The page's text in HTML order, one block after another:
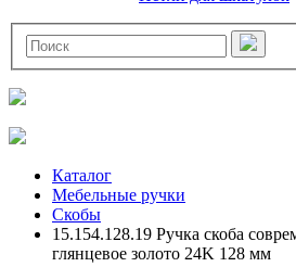
Каталог
Мебельные ручки
Скобы
15.154.128.19 Ручка скоба
глянцевое золото 24K 128 мм